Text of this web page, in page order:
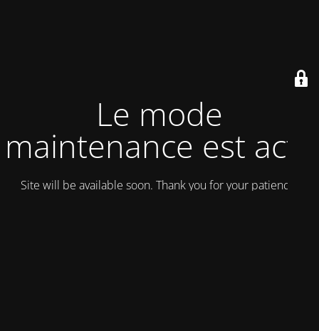
Le mode
maintenance est actif
Site will be available soon. Thank you for your patience!